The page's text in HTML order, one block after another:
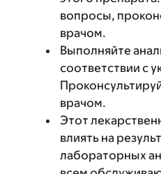
вопросы,
врачом.
Выполняйте
соответствии с
врачом.
Этот
влиять на
лабораторных